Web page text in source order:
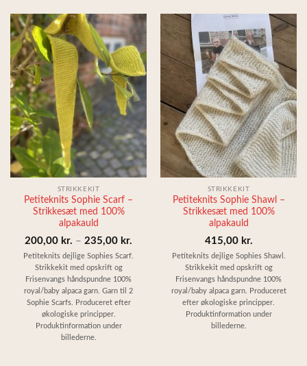
STRIKKEKIT
Petiteknits Sophie Scarf –
Strikkesæt med 100%
alpakauld
200,00 kr. – 235,00 kr.
200,00 kr.
235,00 kr.
Petiteknits dejlige Sophies Scarf.
Strikkekit med opskrift og
Frisenvangs håndspundne 100%
royal/baby alpaca garn. Garn til 2
Sophie Scarfs. Produceret efter
økologiske principper.
Produktinformation under
billederne.
STRIKKEKIT
Petiteknits Sophie Shawl –
Strikkesæt med 100%
alpakauld
415,00 kr.
Petiteknits dejlige Sophies Shawl.
Strikkekit med opskrift og
Frisenvangs håndspundne 100%
royal/baby alpaca garn. Produceret
efter økologiske principper.
Produktinformation under
billederne.